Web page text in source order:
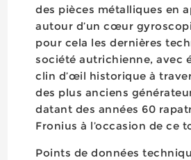
des pièces métalliques en
autour d’un cœur
pour cela les dernières
société autrichienne, avec
clin d’œil historique à
des plus anciens
datant des années 60
Fronius à l’occasion de ce
Points de données